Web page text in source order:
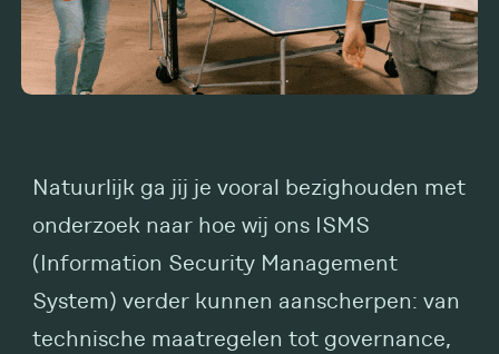
Natuurlijk ga jij je vooral bezighouden met
onderzoek naar hoe wij ons ISMS
(Information Security Management
System) verder kunnen aanscherpen: van
technische maatregelen tot governance,